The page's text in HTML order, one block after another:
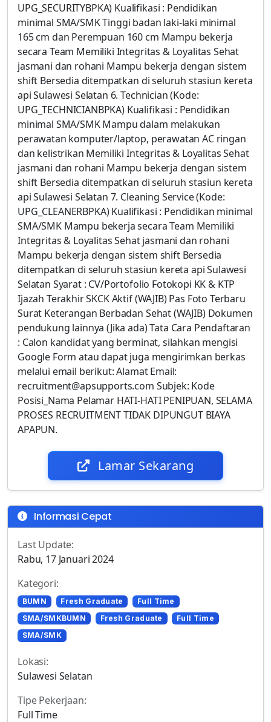
UPG_SECURITYBPKA) Kualifikasi : Pendidikan
minimal SMA/SMK Tinggi badan laki-laki minimal
165 cm dan Perempuan 160 cm Mampu bekerja
secara Team Memiliki Integritas & Loyalitas Sehat
jasmani dan rohani Mampu bekerja dengan sistem
shift Bersedia ditempatkan di seluruh stasiun kereta
api Sulawesi Selatan 6. Technician (Kode:
UPG_TECHNICIANBPKA) Kualifikasi : Pendidikan
minimal SMA/SMK Mampu dalam melakukan
perawatan komputer/laptop, perawatan AC ringan
dan kelistrikan Memiliki Integritas & Loyalitas Sehat
jasmani dan rohani Mampu bekerja dengan sistem
shift Bersedia ditempatkan di seluruh stasiun kereta
api Sulawesi Selatan 7. Cleaning Service (Kode:
UPG_CLEANERBPKA) Kualifikasi : Pendidikan minimal
SMA/SMK Mampu bekerja secara Team Memiliki
Integritas & Loyalitas Sehat jasmani dan rohani
Mampu bekerja dengan sistem shift Bersedia
ditempatkan di seluruh stasiun kereta api Sulawesi
Selatan Syarat : CV/Portofolio Fotokopi KK & KTP
Ijazah Terakhir SKCK Aktif (WAJIB) Pas Foto Terbaru
Surat Keterangan Berbadan Sehat (WAJIB) Dokumen
pendukung lainnya (Jika ada) Tata Cara Pendaftaran
: Calon kandidat yang berminat, silahkan mengisi
Google Form atau dapat juga mengirimkan berkas
melalui email berikut: Alamat Email:
recruitment@apsupports.com Subjek: Kode
Posisi_Nama Pelamar HATI-HATI PENIPUAN, SELAMA
PROSES RECRUITMENT TIDAK DIPUNGUT BIAYA
APAPUN.
Lamar Sekarang
Informasi Cepat
Last Update:
Rabu, 17 Januari 2024
Kategori:
BUMN Fresh Graduate
Full Time
SMA/SMKBUMN
Fresh Graduate
Full Time
SMA/SMK
Lokasi:
Sulawesi Selatan
Tipe Pekerjaan:
Full Time